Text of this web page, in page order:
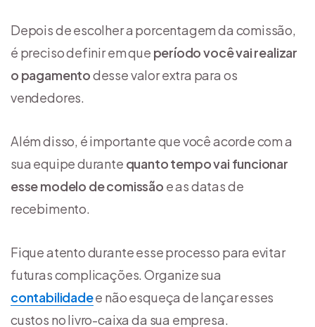
Depois de escolher a porcentagem da comissão,
é preciso definir em que período você vai realizar
o pagamentodesse valor extra para os
vendedores.
Além disso, é importante que você acorde com a
sua equipe durante quanto tempo vai funcionar
esse modelo de comissão e as datas de
recebimento.
Fique atento durante esse processo para evitar
futuras complicações. Organize sua
contabilidadee não esqueça de lançar esses
custos no livro-caixa da sua empresa.